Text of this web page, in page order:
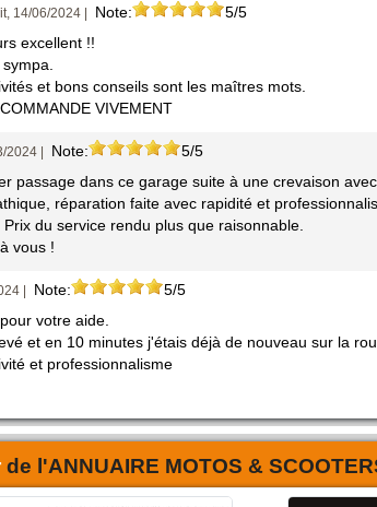
14/06/2024 | Note:
5/5
excellent !!
et bons conseils sont les maîtres mots.
VIVEMENT
2024 | Note:
5/5
passage dans ce garage suite à une crevaison
réparation faite avec rapidité et
Prix du service rendu plus que raisonnable.
vous !
| Note:
5/5
votre aide.
et en 10 minutes j'étais déjà de nouveau sur la
et professionnalisme
de l'ANNUAIRE MOTOS &